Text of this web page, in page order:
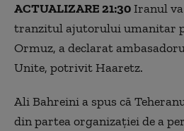
ACTUALIZARE 21:30Iranul va
tranzitul ajutorului umanitar
Ormuz, a declarat
Unite, potrivit Haaretz.
Ali Bahreini a spus că
din partea organizației de a